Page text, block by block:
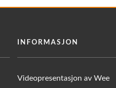
INFORMASJON
Videopresentasjon av Wee